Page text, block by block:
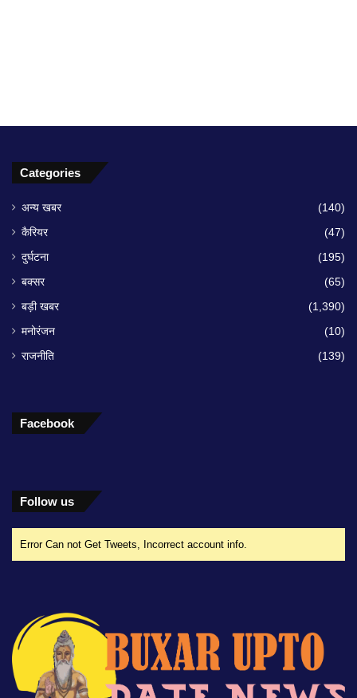
Categories
अन्य खबर (140)
कैरियर (47)
दुर्घटना (195)
बक्सर (65)
बड़ी खबर (1,390)
मनोरंजन (10)
राजनीति (139)
Facebook
Follow us
Error Can not Get Tweets, Incorrect account info.